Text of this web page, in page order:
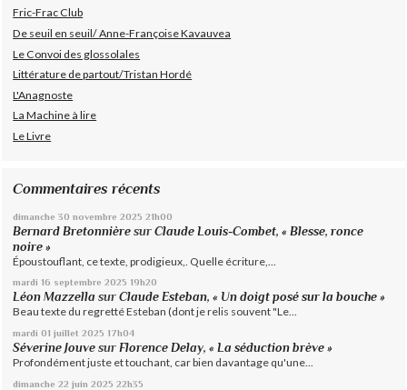
Fric-Frac Club
De seuil en seuil/ Anne-Françoise Kavauvea
Le Convoi des glossolales
Littérature de partout/Tristan Hordé
L'Anagnoste
La Machine à lire
Le Livre
Commentaires récents
dimanche 30 novembre 2025 21h00
Bernard Bretonnière surClaude Louis-Combet, « Blesse, ronce
noire »
Époustouflant, ce texte, prodigieux,. Quelle écriture,...
mardi 16 septembre 2025 19h20
Léon Mazzella surClaude Esteban, « Un doigt posé sur la bouche »
Beau texte du regretté Esteban (dont je relis souvent "Le...
mardi 01 juillet 2025 17h04
Séverine Jouve surFlorence Delay, « La séduction brève »
Profondément juste et touchant, car bien davantage qu'une...
dimanche 22 juin 2025 22h35